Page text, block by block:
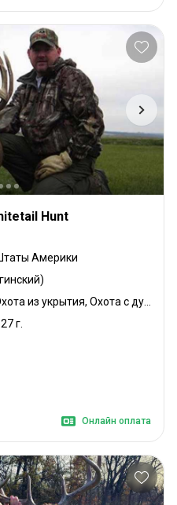
Hunt
Америки
г.
Онлайн оплата